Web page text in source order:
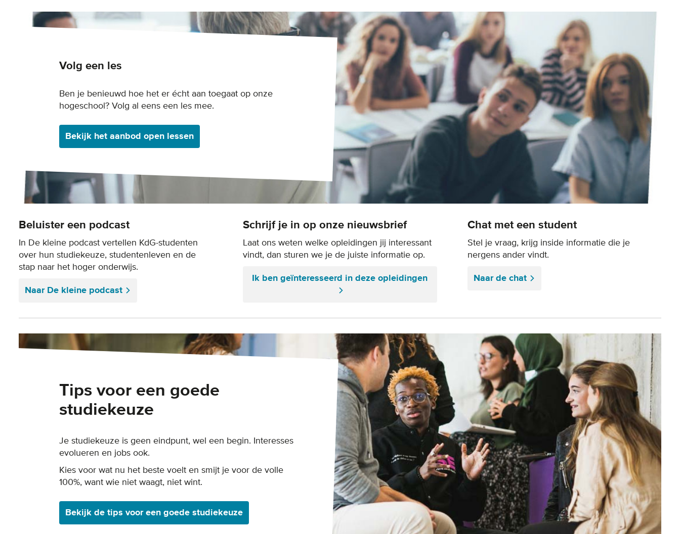
Volg een les
Ben je benieuwd hoe het er écht aan toegaat op onze
hogeschool? Volg al eens een les mee.
Bekijk het aanbod open lessen
Beluister een podcast
In De kleine podcast vertellen KdG-studenten
over hun studiekeuze, studentenleven en de
stap naar het hoger onderwijs.
Naar De kleine podcast
Schrijf je in op onze nieuwsbrief
Laat ons weten welke opleidingen jij interessant
vindt, dan sturen we je de juiste informatie op.
Ik ben geïnteresseerd in deze opleidingen
Chat met een student
Stel je vraag, krijg inside informatie die je
nergens ander vindt.
Naar de chat
Tips voor een goede
studiekeuze
Je studiekeuze is geen eindpunt, wel een begin. Interesses
evolueren en jobs ook.
Kies voor wat nu het beste voelt en smijt je voor de volle
100%, want wie niet waagt, niet wint.
Bekijk de tips voor een goede studiekeuze